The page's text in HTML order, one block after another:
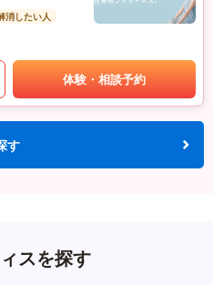
消したい人
体験・相談予約
す
スを探す